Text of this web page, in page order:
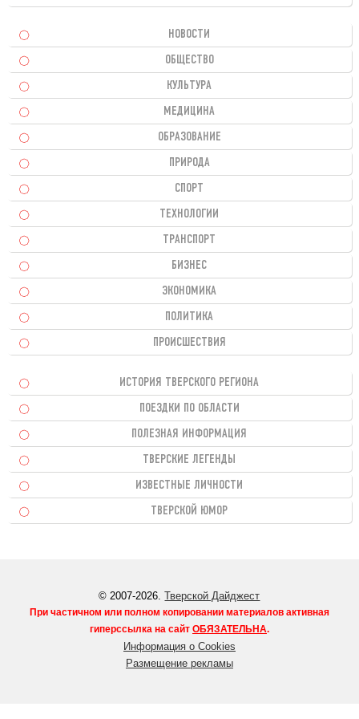
НОВОСТИ
ОБЩЕСТВО
КУЛЬТУРА
МЕДИЦИНА
ОБРАЗОВАНИЕ
ПРИРОДА
СПОРТ
ТЕХНОЛОГИИ
ТРАНСПОРТ
БИЗНЕС
ЭКОНОМИКА
ПОЛИТИКА
ПРОИСШЕСТВИЯ
ИСТОРИЯ ТВЕРСКОГО РЕГИОНА
ПОЕЗДКИ ПО ОБЛАСТИ
ПОЛЕЗНАЯ ИНФОРМАЦИЯ
ТВЕРСКИЕ ЛЕГЕНДЫ
ИЗВЕСТНЫЕ ЛИЧНОСТИ
ТВЕРСКОЙ ЮМОР
© 2007-2026.Тверской Дайджест
При частичном или полном копировании материалов активная
гиперссылка на сайт ОБЯЗАТЕЛЬНА.
Информация о Cookies
Размещение рекламы